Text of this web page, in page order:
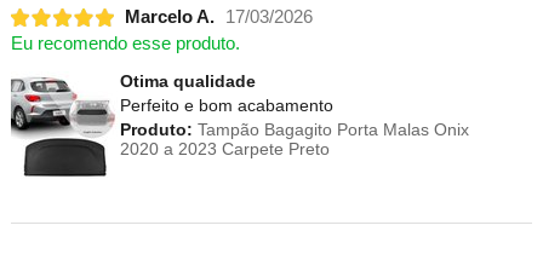
Marcelo A.
17/03/2026
Eu recomendo esse produto.
Otima qualidade
Perfeito e bom acabamento
Produto: Tampão Bagagito Porta Malas Onix
2020 a 2023 Carpete Preto